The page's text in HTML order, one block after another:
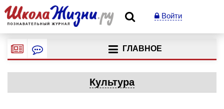
Войти
ГЛАВНОЕ
Культура